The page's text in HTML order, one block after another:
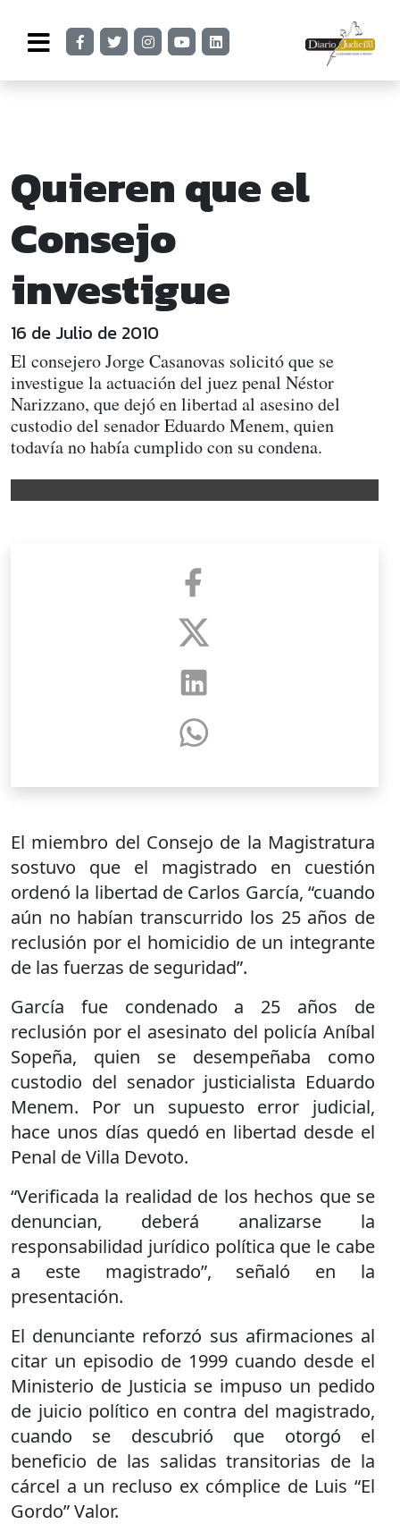
Quieren que el
Consejo
investigue
16 de Julio de 2010
El consejero Jorge Casanovas solicitó que se
investigue la actuación del juez penal Néstor
Narizzano, que dejó en libertad al asesino del
custodio del senador Eduardo Menem, quien
todavía no había cumplido con su condena.
El miembro del Consejo de la Magistratura
sostuvo que el magistrado en cuestión
ordenó la libertad de Carlos García, “cuando
aún no habían transcurrido los 25 años de
reclusión por el homicidio de un integrante
de las fuerzas de seguridad”.
García fue condenado a 25 años de
reclusión por el asesinato del policía Aníbal
Sopeña, quien se desempeñaba como
custodio del senador justicialista Eduardo
Menem. Por un supuesto error judicial,
hace unos días quedó en libertad desde el
Penal de Villa Devoto.
“Verificada la realidad de los hechos que se
denuncian, deberá analizarse la
responsabilidad jurídico política que le cabe
a este magistrado”, señaló en la
presentación.
El denunciante reforzó sus afirmaciones al
citar un episodio de 1999 cuando desde el
Ministerio de Justicia se impuso un pedido
de juicio político en contra del magistrado,
cuando se descubrió que otorgó el
beneficio de las salidas transitorias de la
cárcel a un recluso ex cómplice de Luis “El
Gordo” Valor.